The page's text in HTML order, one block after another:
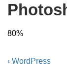
80%
La
‹ WordPress